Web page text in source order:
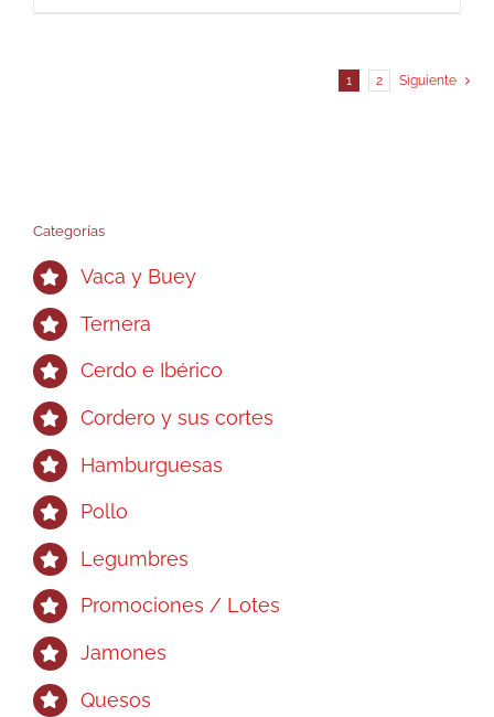
1 2 Siguiente
Categorías
Vaca y Buey
Ternera
Cerdo e Ibérico
Cordero y sus cortes
Hamburguesas
Pollo
Legumbres
Promociones / Lotes
Jamones
Quesos